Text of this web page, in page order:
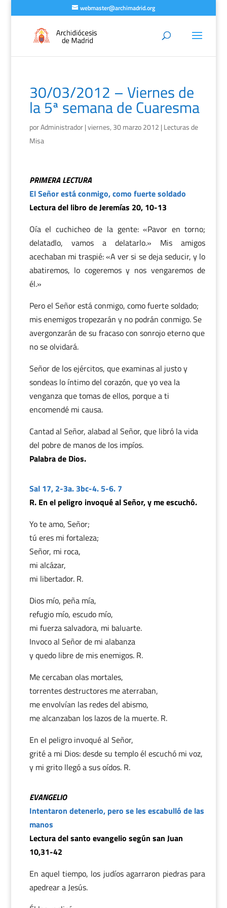
webmaster@archimadrid.org
30/03/2012 – Viernes de
la 5ª semana de Cuaresma
porAdministrador|viernes, 30 marzo 2012 | Lecturas de
Misa
PRIMERA LECTURA
El Señor está conmigo, como fuerte soldado
Lectura del libro de Jeremías 20, 10-13
Oía el cuchicheo de la gente: «Pavor en torno;
delatadlo, vamos a delatarlo.» Mis amigos
acechaban mi traspié: «A ver si se deja seducir, y lo
abatiremos, lo cogeremos y nos vengaremos de
él.»
Pero el Señor está conmigo, como fuerte soldado;
mis enemigos tropezarán y no podrán conmigo. Se
avergonzarán de su fracaso con sonrojo eterno que
no se olvidará.
Señor de los ejércitos, que examinas al justo y
sondeas lo íntimo del corazón, que yo vea la
venganza que tomas de ellos, porque a ti
encomendé mi causa.
Cantad al Señor, alabad al Señor, que libró la vida
del pobre de manos de los impíos.
Palabra de Dios.
Sal 17, 2-3a. 3bc-4. 5-6. 7
R. En el peligro invoqué al Señor, y me escuchó.
Yo te amo, Señor;
tú eres mi fortaleza;
Señor, mi roca,
mi alcázar,
mi libertador. R.
Dios mío, peña mía,
refugio mío, escudo mío,
mi fuerza salvadora, mi baluarte.
Invoco al Señor de mi alabanza
y quedo libre de mis enemigos. R.
Me cercaban olas mortales,
torrentes destructores me aterraban,
me envolvían las redes del abismo,
me alcanzaban los lazos de la muerte. R.
En el peligro invoqué al Señor,
grité a mi Dios: desde su templo él escuchó mi voz,
y mi grito llegó a sus oídos. R.
EVANGELIO
Intentaron detenerlo, pero se les escabulló de las
manos
Lectura del santo evangelio según san Juan
10,31-42
En aquel tiempo, los judíos agarraron piedras para
apedrear a Jesús.